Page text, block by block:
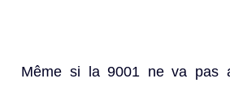
Même si la 9001 ne va pas